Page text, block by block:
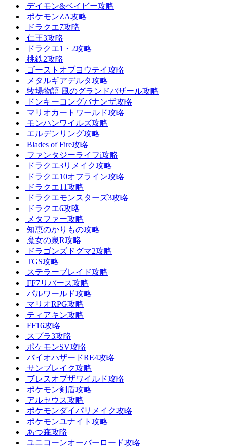
デイモン&ベイビー攻略
ポケモンZA攻略
ドラクエ7攻略
仁王3攻略
ドラクエ1・2攻略
桃鉄2攻略
ゴーストオブヨウテイ攻略
メタルギアデルタ攻略
牧場物語 風のグランドバザール攻略
ドンキーコングバナンザ攻略
マリオカートワールド攻略
モンハンワイルズ攻略
エルデンリング攻略
Blades of Fire攻略
ファンタジーライフi攻略
ドラクエ3リメイク攻略
ドラクエ10オフライン攻略
ドラクエ11攻略
ドラクエモンスターズ3攻略
ドラクエ6攻略
メタファー攻略
知恵のかりもの攻略
魔女の泉R攻略
ドラゴンズドグマ2攻略
TGS攻略
ステラーブレイド攻略
FF7リバース攻略
パルワールド攻略
マリオRPG攻略
ティアキン攻略
FF16攻略
スプラ3攻略
ポケモンSV攻略
バイオハザードRE4攻略
サンブレイク攻略
ブレスオブザワイルド攻略
ポケモン剣盾攻略
アルセウス攻略
ポケモンダイパリメイク攻略
ポケモンユナイト攻略
あつ森攻略
ユニコーンオーバーロード攻略